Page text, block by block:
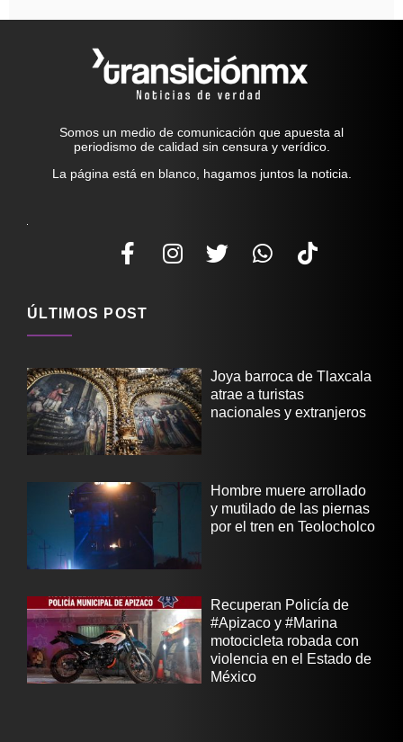
Somos un medio de comunicación que apuesta al
periodismo de calidad sin censura y verídico.
La página está en blanco, hagamos juntos la noticia.
ÚLTIMOS POST
Joya barroca de Tlaxcala
atrae a turistas
nacionales y extranjeros
Hombre muere arrollado
y mutilado de las piernas
por el tren en Teolocholco
Recuperan Policía de
#Apizaco y #Marina
motocicleta robada con
violencia en el Estado de
México